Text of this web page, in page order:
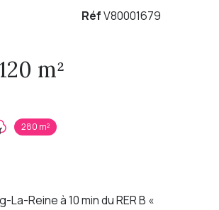
Maison 5 pièce(s) 4 chambre(s) 120 m²
280 m²
RéfV80001679
Reine à 10 min du RER B «